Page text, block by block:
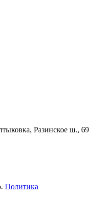
Разинское ш., 69
Политика